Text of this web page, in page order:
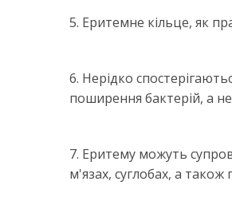
5. Еритемне кільце, як
6. Нерідко
поширення бактерій, а
7. Еритему можуть
м'язах, суглобах, а